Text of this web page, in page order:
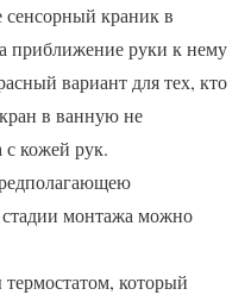
краник в
приближение руки к нему
вариант для тех, кто
в ванную не
с кожей рук.
монтажа можно
который